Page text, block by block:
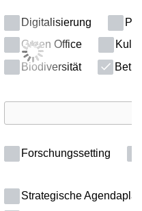
Digitalisierung
Green Office
Biodiversität
Forschungssetting
Strategische